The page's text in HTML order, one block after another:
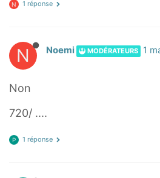
N 1 réponse
N Noemi MODÉRATEURS 1
Non
720/ ....
P 1 réponse